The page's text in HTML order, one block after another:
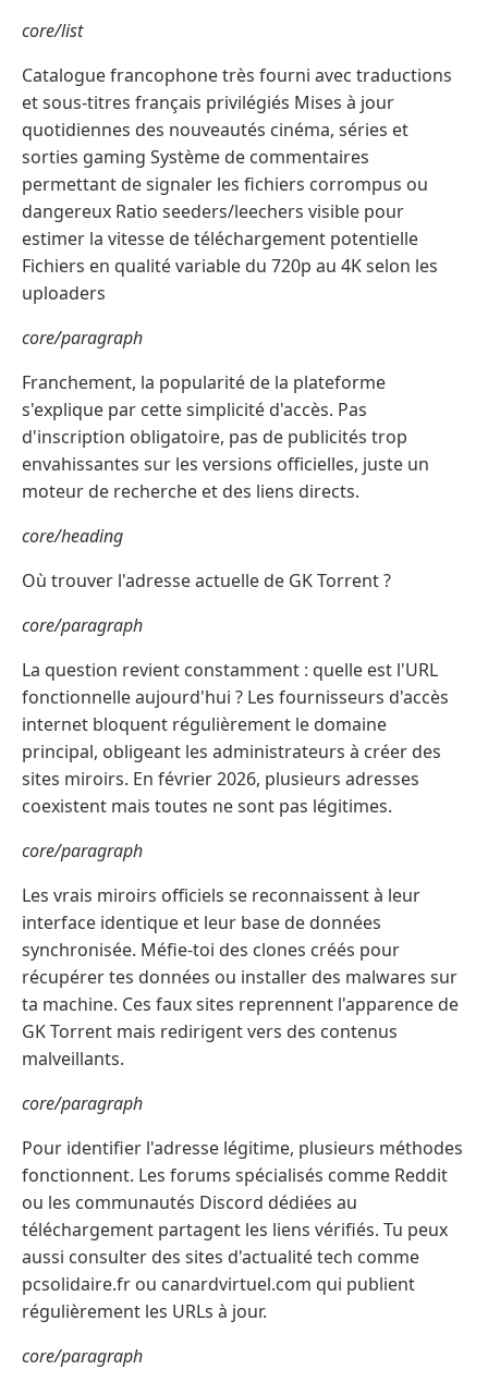
core/list
Catalogue francophone très fourni avec traductions
et sous-titres français privilégiés Mises à jour
quotidiennes des nouveautés cinéma, séries et
sorties gaming Système de commentaires
permettant de signaler les fichiers corrompus ou
dangereux Ratio seeders/leechers visible pour
estimer la vitesse de téléchargement potentielle
Fichiers en qualité variable du 720p au 4K selon les
uploaders
core/paragraph
Franchement, la popularité de la plateforme
s'explique par cette simplicité d'accès. Pas
d'inscription obligatoire, pas de publicités trop
envahissantes sur les versions officielles, juste un
moteur de recherche et des liens directs.
core/heading
Où trouver l'adresse actuelle de GK Torrent ?
core/paragraph
La question revient constamment : quelle est l'URL
fonctionnelle aujourd'hui ? Les fournisseurs d'accès
internet bloquent régulièrement le domaine
principal, obligeant les administrateurs à créer des
sites miroirs. En février 2026, plusieurs adresses
coexistent mais toutes ne sont pas légitimes.
core/paragraph
Les vrais miroirs officiels se reconnaissent à leur
interface identique et leur base de données
synchronisée. Méfie-toi des clones créés pour
récupérer tes données ou installer des malwares sur
ta machine. Ces faux sites reprennent l'apparence de
GK Torrent mais redirigent vers des contenus
malveillants.
core/paragraph
Pour identifier l'adresse légitime, plusieurs méthodes
fonctionnent. Les forums spécialisés comme Reddit
ou les communautés Discord dédiées au
téléchargement partagent les liens vérifiés. Tu peux
aussi consulter des sites d'actualité tech comme
pcsolidaire.fr ou canardvirtuel.com qui publient
régulièrement les URLs à jour.
core/paragraph